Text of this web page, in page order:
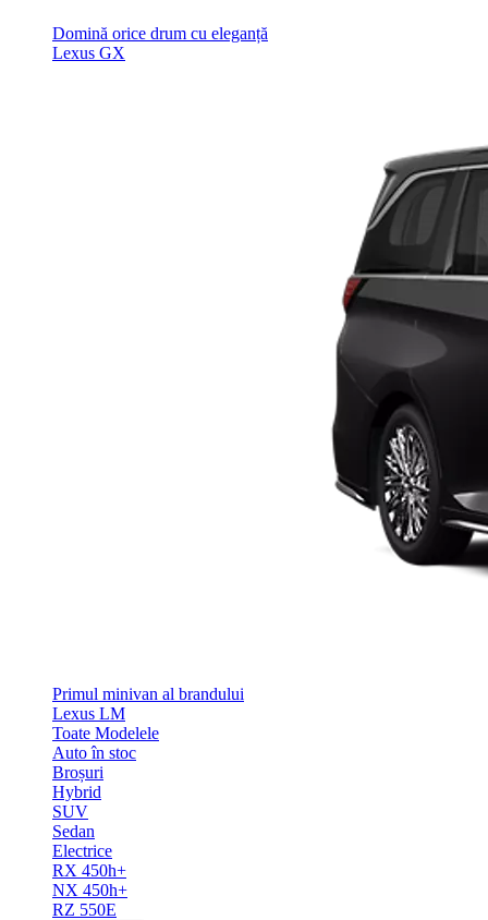
Domină orice drum cu eleganță
Lexus GX
Primul minivan al brandului
Lexus LM
Toate Modelele
Auto în stoc
Broșuri
Hybrid
SUV
Sedan
Electrice
RX 450h+
NX 450h+
RZ 550E